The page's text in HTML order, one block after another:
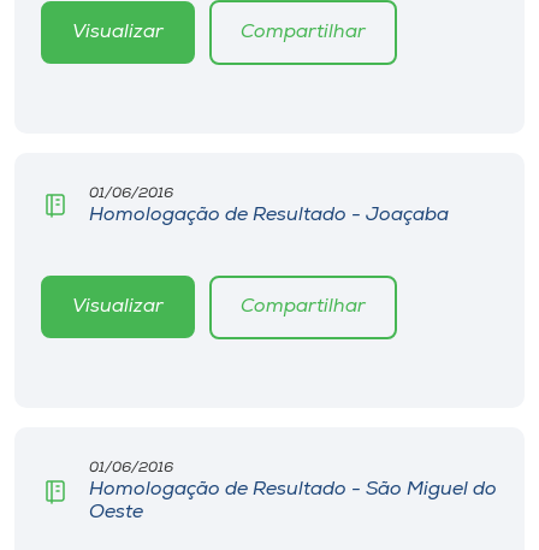
Visualizar Compartilhar
01/06/2016
Homologação de Resultado - Joaçaba
Visualizar Compartilhar
01/06/2016
Homologação de Resultado - São Miguel do
Oeste